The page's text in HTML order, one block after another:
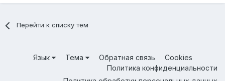
Перейти к списку тем
Язык Тема Обратная связь
Cookies
Политика конфиденциальности